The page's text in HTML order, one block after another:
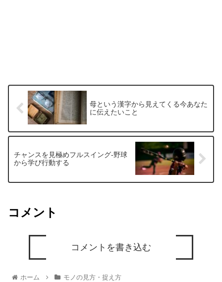
母という漢字から見えてくる今あなた
に伝えたいこと
チャンスを見極めフルスイング‐野球
から学び行動する
コメント
コメントを書き込む
ホーム モノの見方・捉え方